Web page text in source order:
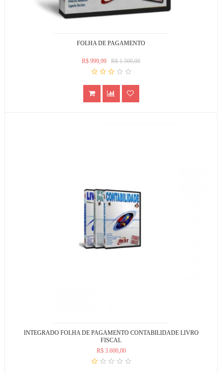
FOLHA DE PAGAMENTO
R$ 999,99 R$ 1.500,00
INTEGRADO FOLHA DE PAGAMENTO CONTABILIDADE LIVRO
FISCAL
R$ 3.600,00